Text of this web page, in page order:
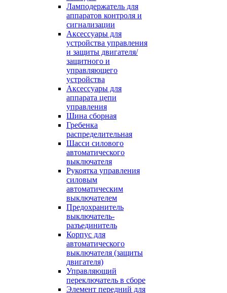
Ламподержатель для
аппаратов контроля и
сигнализации
Аксессуары для
устройства управления
и защиты двигателя/
защитного и
управляющего
устройства
Аксессуары для
аппарата цепи
управления
Шина сборная
Гребенка
распределительная
Шасси силового
автоматического
выключателя
Рукоятка управления
силовым
автоматическим
выключателем
Предохранитель
выключатель-
разъединитель
Корпус для
автоматического
выключателя (защиты
двигателя)
Управляющий
переключатель в сборе
Элемент передний для